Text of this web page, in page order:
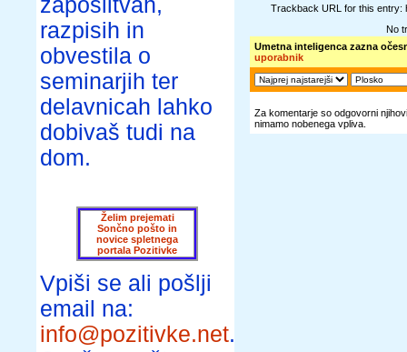
zaposlitvah,
razpisih in
obvestila o
seminarjih ter
delavnicah lahko
dobivaš tudi na
dom.
Želim prejemati
Sončno pošto in
novice spletnega
portala Pozitivke
Vpiši se ali pošlji
email na:
info@pozitivke.net.
Trackback URL for this entry:
No
Umetna inteligenca zazna
uporabnik
Za komentarje so odgovorni
nimamo nobenega vpliva.